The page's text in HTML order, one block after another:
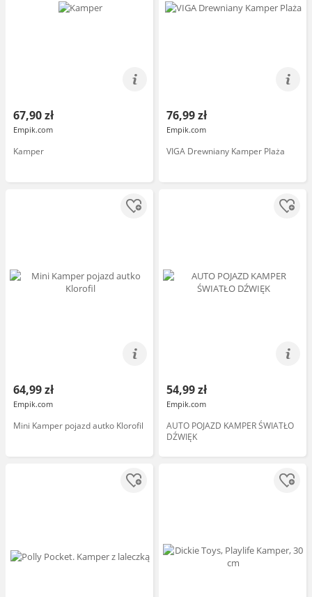
67,90 zł
Empik.com
Kamper
76,99 zł
Empik.com
VIGA Drewniany Kamper Plaża
64,99 zł
Empik.com
Mini Kamper pojazd autko Klorofil
54,99 zł
Empik.com
AUTO POJAZD KAMPER ŚWIATŁO
DŹWIĘK